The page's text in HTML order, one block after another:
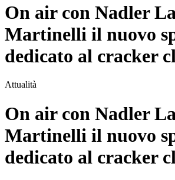
On air con Nadler
Martinelli il nuovo
dedicato al cracker
Attualità
On air con Nadler
Martinelli il nuovo
dedicato al cracker